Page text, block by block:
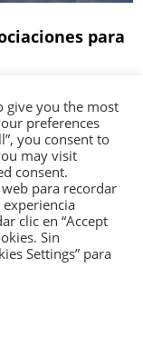
para
give you the most
preferences
you consent to
may visit
consent.
para recordar
clic en “Accept
Sin
Settings” para